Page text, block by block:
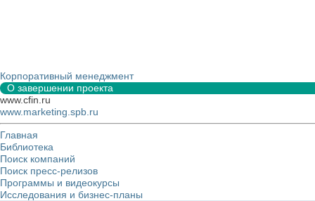
Корпоративный менеджмент
О завершении проекта
www.cfin.ru
www.marketing.spb.ru
Главная
Библиотека
Поиск компаний
Поиск пресс-релизов
Программы и видеокурсы
Исследования и бизнес-планы